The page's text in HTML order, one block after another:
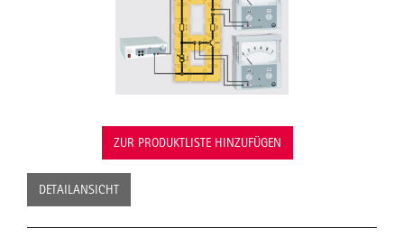
ZUR PRODUKTLISTE HINZUFÜGEN
DETAILANSICHT